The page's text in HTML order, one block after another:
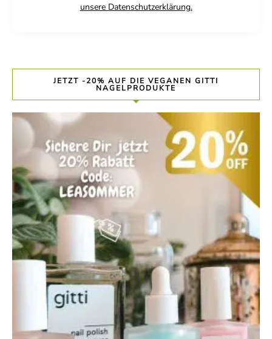
unsere Datenschutzerklärung.
JETZT -20% AUF DIE VEGANEN GITTI
NAGELPRODUKTE